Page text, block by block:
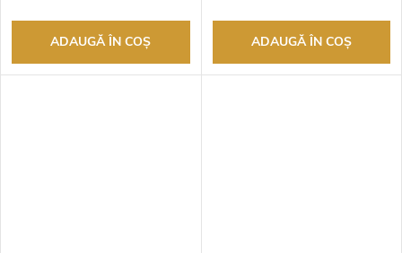
ADAUGĂ ÎN COŞ ADAUGĂ ÎN COŞ